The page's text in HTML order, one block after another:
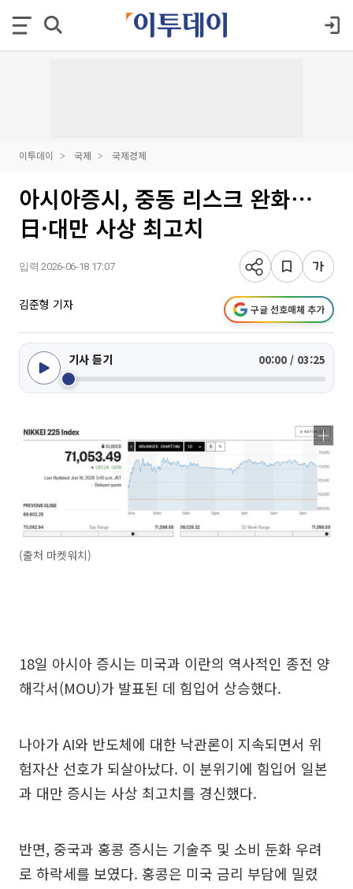
이투데이 국제 국제경제
아시아증시, 중동 리스크 완화⋯
日·대만 사상 최고치
입력 2026-06-18 17:07
김준형 기자 구글 선호매체 추가
기사 듣기 00:00 / 03:25
(출처 마켓워치)
18일 아시아 증시는 미국과 이란의 역사적인 종전 양
해각서(MOU)가 발표된 데 힘입어 상승했다.
나아가 AI와 반도체에 대한 낙관론이 지속되면서 위
험자산 선호가 되살아났다. 이 분위기에 힘입어 일본
과 대만 증시는 사상 최고치를 경신했다.
반면, 중국과 홍콩 증시는 기술주 및 소비 둔화 우려
로 하락세를 보였다. 홍콩은 미국 금리 부담에 밀렸